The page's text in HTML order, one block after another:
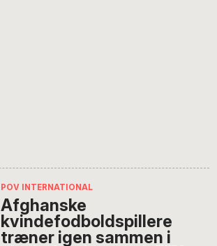
POV INTERNATIONAL
Afghanske
kvindefodboldspillere
træner igen sammen i